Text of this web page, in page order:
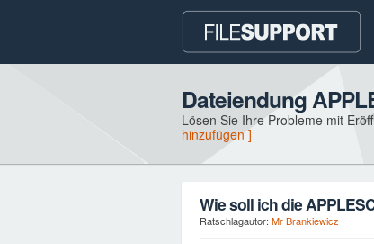
Dateiendung
Lösen Sie Ihre Probleme mit
hinzufügen ]
Wie soll ich die
Ratschlagautor: Mr Brankiewicz